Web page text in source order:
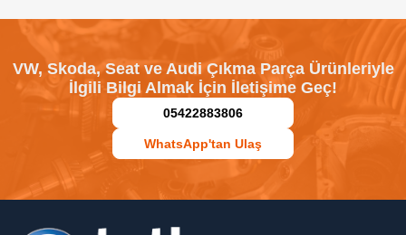
VW, Skoda, Seat ve Audi Çıkma Parça Ürünleriyle
İlgili Bilgi Almak İçin İletişime Geç!
05422883806
WhatsApp'tan Ulaş